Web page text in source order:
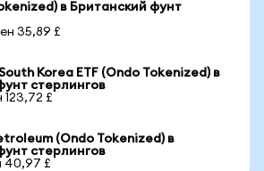
в Британский фунт
35,89 £
Korea ETF (Ondo Tokenized) в
стерлингов
123,72 £
(Ondo Tokenized) в
стерлингов
40,97 £